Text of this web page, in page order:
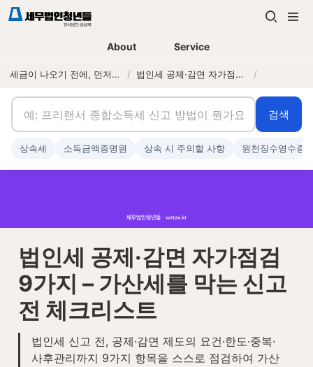
About Service
세금이 나오기 전에, 먼저 연락하는 세무법인 / 법인세 공제·감면 자가점검 9가지 – 가산세를 막는 신고 전 체크리스트 /
법인세 공제·감면 자가점검
9가지 – 가산세를 막는 신고
전 체크리스트
법인세 신고 전, 공제·감면 제도의 요건·한도·중복·
사후관리까지 9가지 항목을 스스로 점검하여 가산
검색
상속세 소득금액증명원 상속 시 주의할 사항 원천징수영수증